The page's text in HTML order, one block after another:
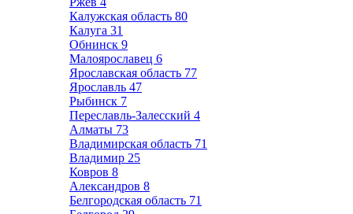
Калужская область 80
Калуга 31
Обнинск 9
Малоярославец 6
Ярославская область 77
Ярославль 47
Рыбинск 7
Переславль-Залесский 4
Алматы 73
Владимирская область 71
Владимир 25
Ковров 8
Александров 8
Белгородская область 71